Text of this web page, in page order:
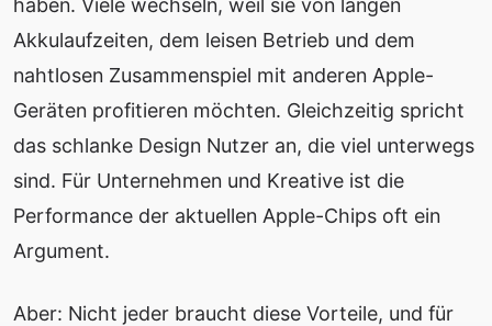
haben. Viele wechseln, weil sie von langen
Akkulaufzeiten, dem leisen Betrieb und dem
nahtlosen Zusammenspiel mit anderen Apple-
Geräten profitieren möchten. Gleichzeitig spricht
das schlanke Design Nutzer an, die viel unterwegs
sind. Für Unternehmen und Kreative ist die
Performance der aktuellen Apple-Chips oft ein
Argument.
Aber: Nicht jeder braucht diese Vorteile, und für